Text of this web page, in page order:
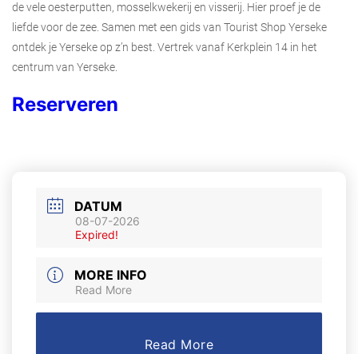
de vele oesterputten, mosselkwekerij en visserij. Hier proef je de
liefde voor de zee. Samen met een gids van Tourist Shop Yerseke
ontdek je Yerseke op z’n best. Vertrek vanaf Kerkplein 14 in het
centrum van Yerseke.
Reserveren
DATUM
08-07-2026
Expired!
MORE INFO
Read More
Read More